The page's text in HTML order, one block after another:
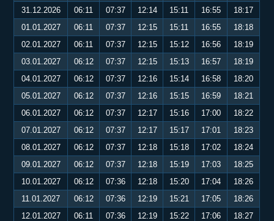
31.12.2026
06:11 07:37 12:14 15:11 16:55
18:17
01.01.2027
06:11 07:37 12:15 15:11 16:55
18:18
02.01.2027
06:11 07:37 12:15 15:12 16:56
18:19
03.01.2027
06:12 07:37 12:15 15:13 16:57
18:19
04.01.2027
06:12 07:37 12:16 15:14 16:58
18:20
05.01.2027
06:12 07:37 12:16 15:15 16:59
18:21
06.01.2027
06:12 07:37 12:17 15:16 17:00
18:22
07.01.2027
06:12 07:37 12:17 15:17 17:01
18:23
08.01.2027
06:12 07:37 12:18 15:18 17:02
18:24
09.01.2027
06:12 07:37 12:18 15:19 17:03
18:25
10.01.2027
06:12 07:36 12:18 15:20 17:04
18:26
11.01.2027
06:12 07:36 12:19 15:21 17:05
18:26
12.01.2027
06:11 07:36 12:19 15:22 17:06
18:27